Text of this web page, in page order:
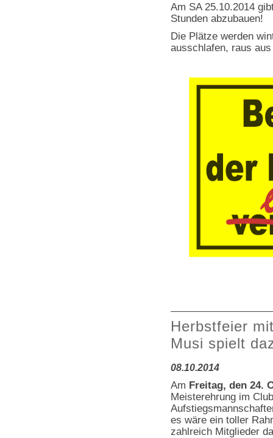
Am SA 25.10.2014
Stunden abzubauen!
Die Plätze werden
ausschlafen, raus
Herbstfeier
Musi spielt
08.10.2014
Am Freitag, den 24.
Meisterehrung im
es wäre ein toller
zahlreich Mitglieder